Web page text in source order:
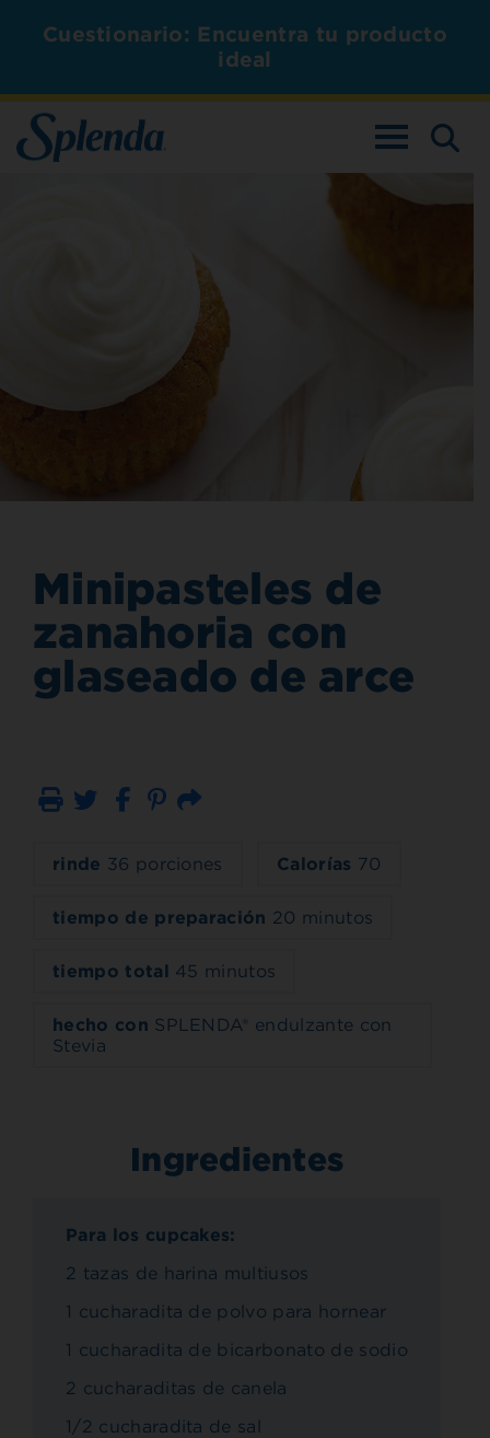
Cuestionario: Encuentra tu producto
ideal
ALTERNAR
Minipasteles de
zanahoria con
glaseado de arce
Imprimir Correo electrónico
rinde 36 porciones Calorías 70
tiempo de preparación 20 minutos
tiempo total 45 minutos
hecho con SPLENDA® endulzante con
Stevia
Ingredientes
Para los cupcakes:
2 tazas de harina multiusos
1 cucharadita de polvo para hornear
1 cucharadita de bicarbonato de sodio
2 cucharaditas de canela
1/2 cucharadita de sal